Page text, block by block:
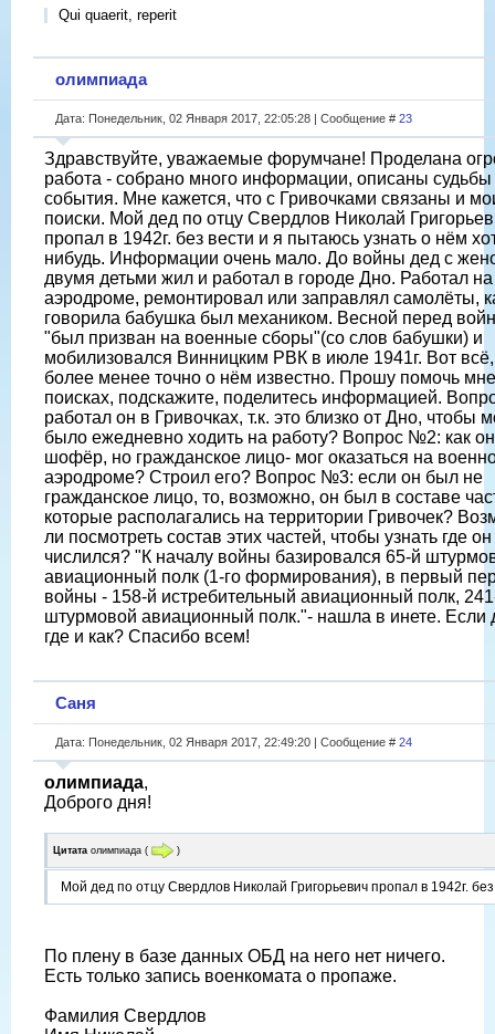
Qui quaerit, reperit
олимпиада
Дата: Понедельник, 02 Января 2017, 22:05:28 | Сообщение # 23
Здравствуйте, уважаемые форумчане! Проделана
работа - собрано много информации, описаны судьбы
события. Мне кажется, что с Гривочками связаны и
поиски. Мой дед по отцу Свердлов Николай
пропал в 1942г. без вести и я пытаюсь узнать о нём
нибудь. Информации очень мало. До войны дед с
двумя детьми жил и работал в городе Дно. Работал на
аэродроме, ремонтировал или заправлял самолёты,
говорила бабушка был механиком. Весной перед
"был призван на военные сборы"(со слов бабушки) и
мобилизовался Винницким РВК в июле 1941г. Вот всё,
более менее точно о нём известно. Прошу помочь
поисках, подскажите, поделитесь информацией.
работал он в Гривочках, т.к. это близко от Дно, чтобы
было ежедневно ходить на работу? Вопрос №2: как
шофёр, но гражданское лицо- мог оказаться на
аэродроме? Строил его? Вопрос №3: если он был не
гражданское лицо, то, возможно, он был в составе
которые располагались на территории Гривочек?
ли посмотреть состав этих частей, чтобы узнать где он
числился? "К началу войны базировался 65-й
авиационный полк (1-го формирования), в первый
войны - 158-й истребительный авиационный полк,
штурмовой авиационный полк."- нашла в инете. Если
где и как? Спасибо всем!
Саня
Дата: Понедельник, 02 Января 2017, 22:49:20 | Сообщение # 24
олимпиада,
Доброго дня!
Цитата олимпиада ( )
Мой дед по отцу Свердлов Николай Григорьевич пропал в 1942г.
По плену в базе данных ОБД на него нет ничего.
Есть только запись военкомата о пропаже.
Фамилия Свердлов